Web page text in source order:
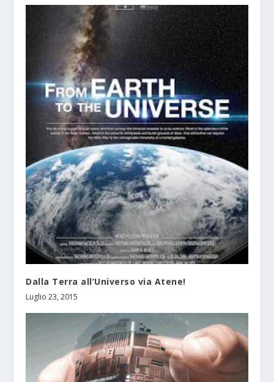
Dalla Terra all’Universo via Atene!
Luglio 23, 2015